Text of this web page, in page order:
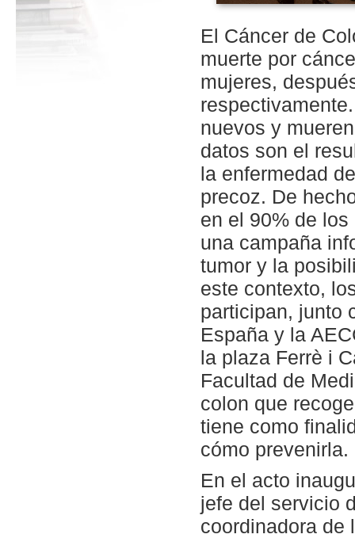
El Cáncer de
muerte por
mujeres,
nuevos y
datos son el
la enfermedad
precoz. De
en el 90% de
una campaña
tumor y la
este contexto,
participan, junto
España y la
la plaza Ferrè i
Facultad de
colon que
tiene como
cómo prevenirla.
En el acto
jefe del servicio
coordinadora de